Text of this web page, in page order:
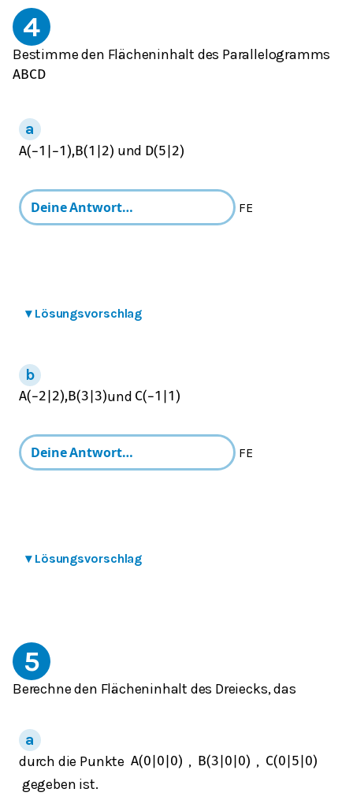
4
Bestimme den Flächeninhalt des Parallelogramms
ABCD
A(−1 −1 ),B(1 2) und D(5 2)
FE
▾ Lösungsvorschlag
A(−2 2),B(3 3)und C(−1 1 )
FE
▾ Lösungsvorschlag
5
Berechne den Flächeninhalt des Dreiecks, das
durch die Punkte A(0 0 0) , B(3 0 0) , C(0 5 0)
gegeben ist.